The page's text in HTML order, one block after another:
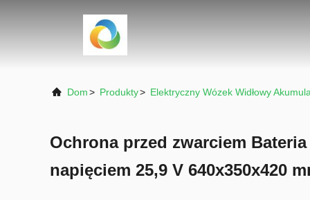
Dom> Produkty> Elektryczny Wózek Widłowy
Ochrona przed zwarciem
napięciem 25,9 V 640x350x420